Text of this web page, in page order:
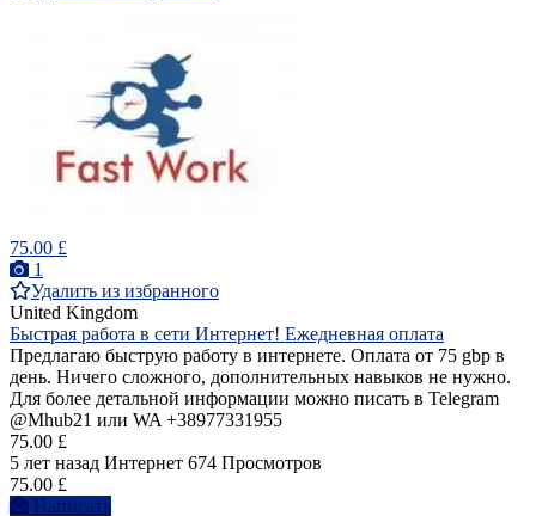
75.00 £
1
Удалить из избранного
United Kingdom
Быстрая работа в сети Интернет! Ежедневная оплата
Предлагаю быструю работу в интернете. Оплата от 75 gbp в
день. Ничего сложного, дополнительных навыков не нужно.
Для более детальной информации можно писать в Telegram
@Mhub21 или WA +38977331955
75.00 £
5 лет назад Интернет 674 Просмотров
75.00 £
Написать